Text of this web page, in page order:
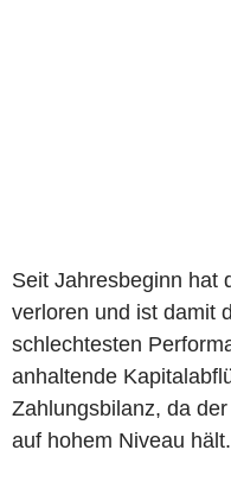
Seit Jahresbeginn hat
verloren und ist damit
schlechtesten
anhaltende
Zahlungsbilanz, da
auf hohem Niveau hält.